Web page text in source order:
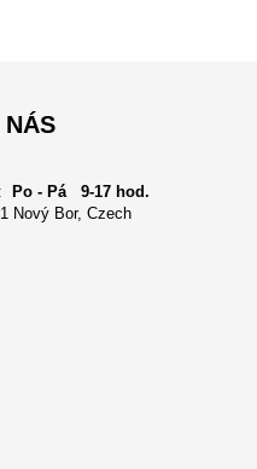
NÁS
Po - Pá 9-17 hod.
Nový Bor, Czech